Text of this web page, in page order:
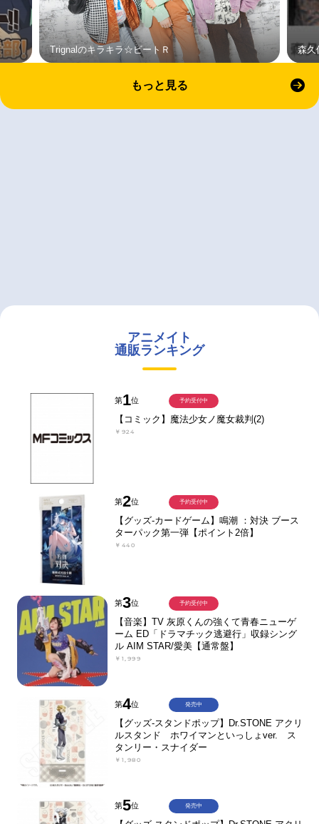
Trignalのキラキラ☆ビートＲ 森久
もっと見る
アニメイト
通販ランキング
第1位
【コミック】魔法少女ノ魔女裁判(2)
￥924
予約受付中
第2位
【グッズ-カードゲーム】鳴潮 ：対決 ブース
ターパック第一弾【ポイント2倍】
￥440
予約受付中
第3位
【音楽】TV 灰原くんの強くて青春ニューゲ
ーム ED「ドラマチック逃避行」収録シング
ル AIM STAR/愛美【通常盤】
￥1,999
予約受付中
第4位
【グッズ-スタンドポップ】Dr.STONE アクリ
ルスタンド ホワイマンといっしょver. ス
タンリー・スナイダー
￥1,980
発売中
第5位 発売中